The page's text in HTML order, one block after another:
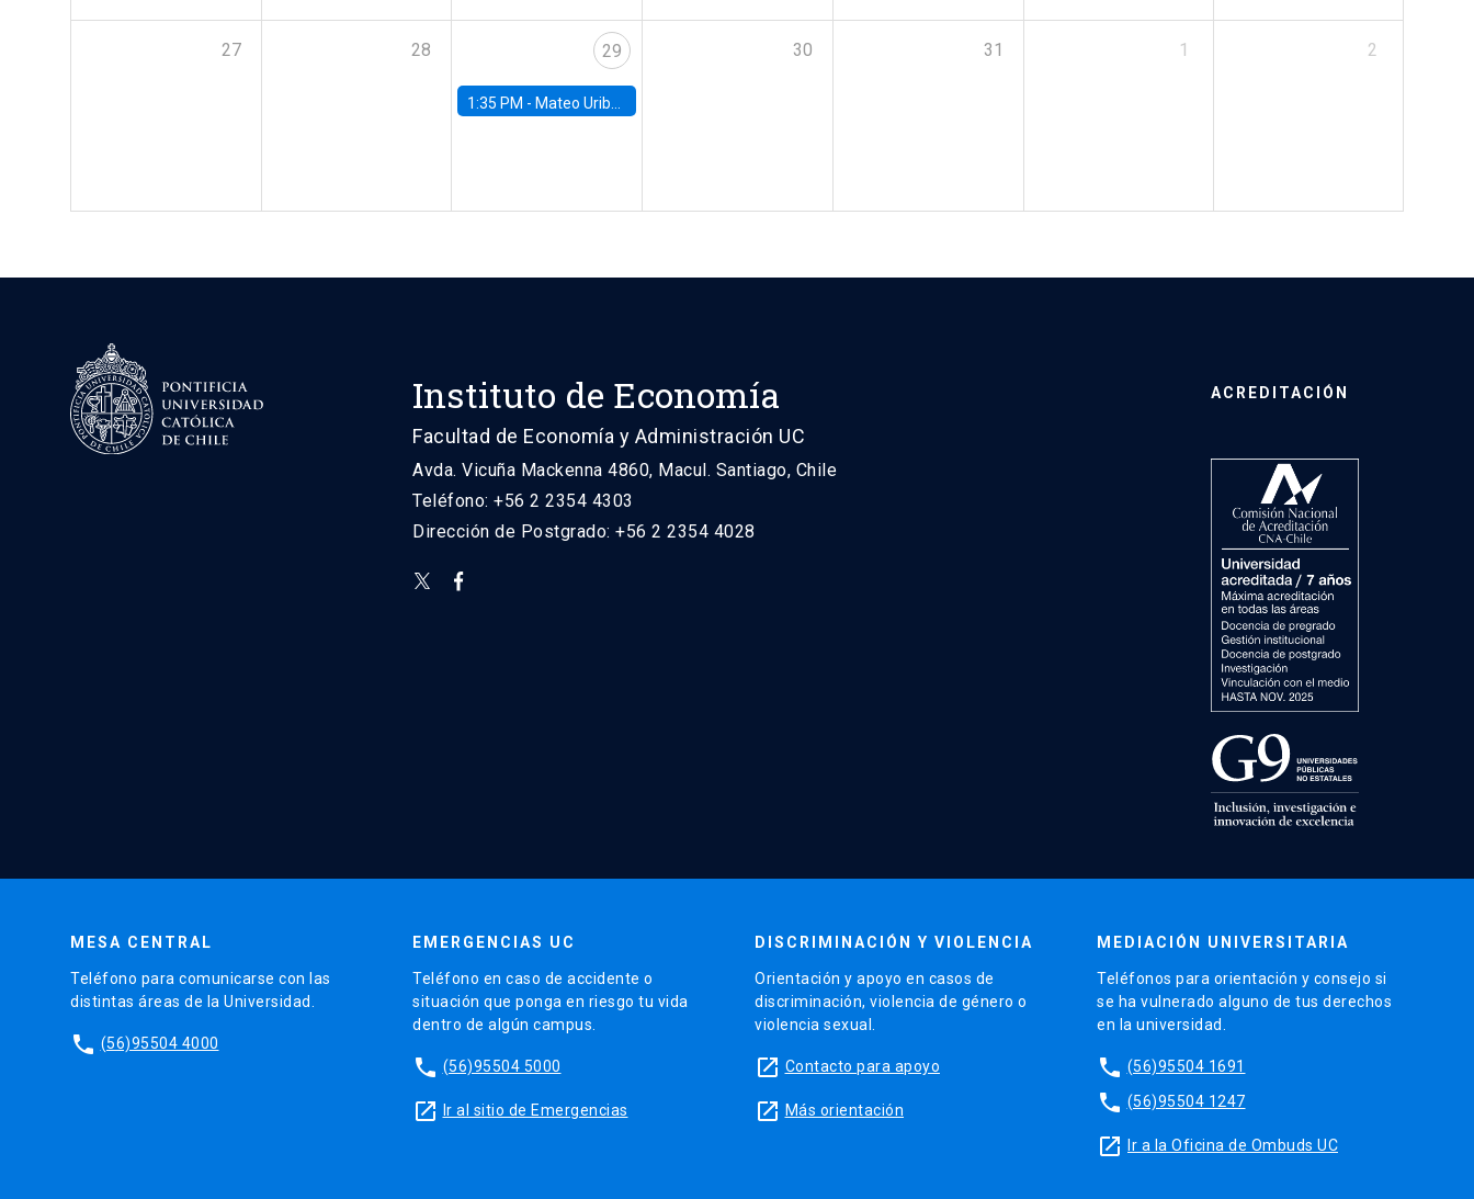
27 28 29
1:35 PM - Mateo Uribe-Castro, Universidad de los Andes (Colombia)
30 31 1 2
Instituto de Economía
Facultad de Economía y Administración UC
Avda. Vicuña Mackenna 4860, Macul. Santiago, Chile
Teléfono: +56 2 2354 4303
Dirección de Postgrado: +56 2 2354 4028
ACREDITACIÓN
MESA CENTRAL
Teléfono para comunicarse con las
distintas áreas de la Universidad.
phone (56)95504 4000
EMERGENCIAS UC
Teléfono en caso de accidente o
situación que ponga en riesgo tu vida
dentro de algún campus.
phone (56)95504 5000
launch Ir al sitio de Emergencias
DISCRIMINACIÓN Y VIOLENCIA
Orientación y apoyo en casos de
discriminación, violencia de género o
violencia sexual.
launch Contacto para apoyo
launch Más orientación
MEDIACIÓN UNIVERSITARIA
Teléfonos para orientación y consejo si
se ha vulnerado alguno de tus derechos
en la universidad.
phone (56)95504 1691
phone (56)95504 1247
launch Ir a la Oficina de Ombuds UC